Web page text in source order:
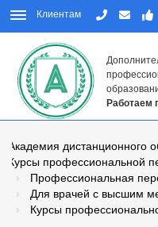
Клиентам
Работаем
Академия дистанционного
Курсы профессиональной
Профессиональная
Для врачей с высшим
Курсы